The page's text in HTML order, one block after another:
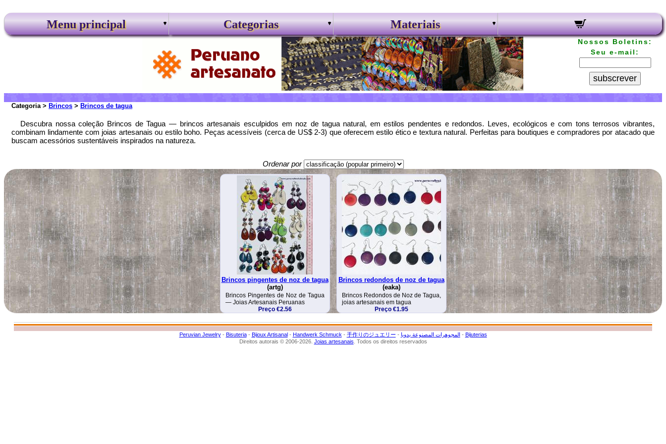
Menu principal Categorias Materiais
Nossos Boletins:
Seu e-mail:
subscrever
Categoria > Brincos > Brincos de tagua
Descubra nossa coleção Brincos de Tagua — brincos artesanais esculpidos em noz de tagua natural, em estilos pendentes e redondos. Leves, ecológicos e com tons terrosos vibrantes,
combinam lindamente com joias artesanais ou estilo boho. Peças acessíveis (cerca de US$ 2-3) que oferecem estilo ético e textura natural. Perfeitas para boutiques e compradores por atacado que
buscam acessórios sustentáveis inspirados na natureza.
Ordenar por
Brincos pingentes de noz de tagua
(artg)
Brincos Pingentes de Noz de Tagua
— Joias Artesanais Peruanas
Preço €2.56
Brincos redondos de noz de tagua
(eaka)
Brincos Redondos de Noz de Tagua,
joias artesanais em tagua
Preço €1.95
Peruvian Jewelry- Bisuteria- Bijoux Artisanal- Handwerk Schmuck - 手作りのジュエリー - المجوهرات المصنوعة يدويا - Bijuterias
Direitos autorais © 2006-2026. Joias artesanais . Todos os direitos reservados